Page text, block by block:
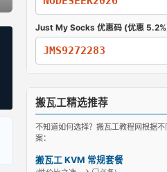
Just My Socks 优惠码 (优惠
JMS9272283
搬瓦工精选推荐
不知道如何选择？搬瓦工教程网根据
案：
搬瓦工 KVM 常规套餐